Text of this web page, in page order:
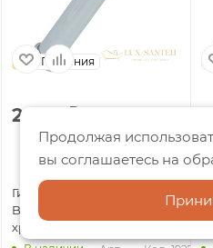
Германия
2 334 ₽
Гигиенический душ Allen
Brau Priority 5.31028-00,
хром
Продолжая
вы соглашаетесь на